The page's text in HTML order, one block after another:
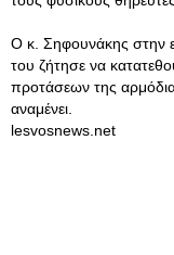
Ο κ. Σηφουνάκης στην
του ζήτησε να
προτάσεων της
αναμένει.
lesvosnews.net